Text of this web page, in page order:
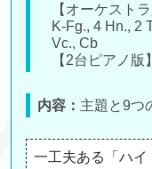
【オーケスト
K-Fg., 4 Hn., 2
Vc., Cb
【2台ピアノ版
内容： 主題と9つ
一工夫ある「ハ